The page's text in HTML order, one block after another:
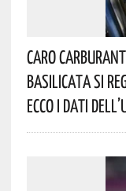
Caro
Basilicata Si
Ecco I Dati